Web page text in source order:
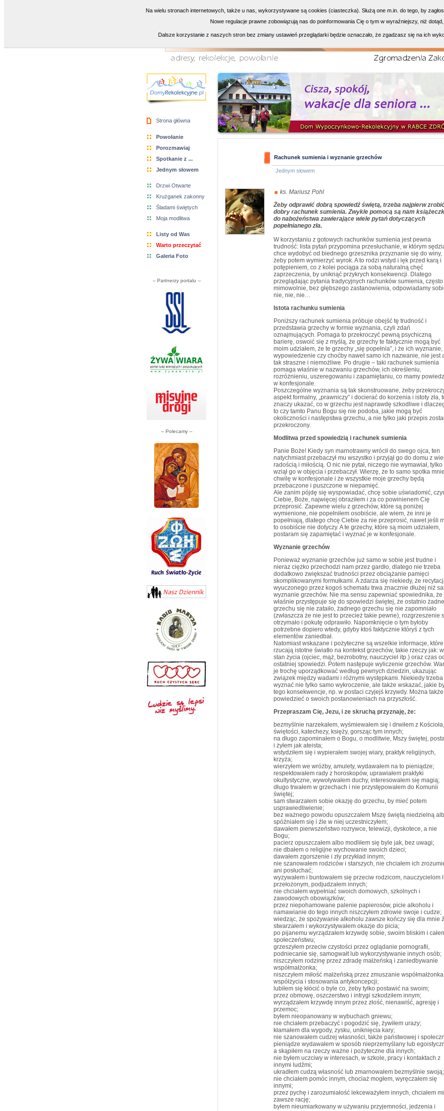
Strona główna
Powołanie
Porozmawiaj
Spotkanie z ...
Jednym słowem
Drzwi Otwarte
Krużganek zakonny
Śladami świętych
Moja modlitwa
Listy od Was
Warto przeczytać
Galeria Foto
-- Partnerzy portalu --
-- Polecamy --
Rachunek sumienia i wyznanie grzechów
Jednym słowem
ks. Mariusz Pohl
Żeby odprawić dobrą spowiedź świętą, trzeba najpierw
dobry rachunek sumienia. Zwykle pomocą są nam
do nabożeństwa zawierające wiele pytań dotyczących
popełnianego zła.
W korzystaniu z gotowych rachunków sumienia jest pewna
trudność: lista pytań przypomina przesłuchanie, w którym
chce wydobyć od biednego grzesznika przyznanie się do winy,
żeby potem wymierzyć wyrok. A to rodzi wstyd i lęk przed karą i
potępieniem, co z kolei pociąga za sobą naturalną chęć
zaprzeczenia, by uniknąć przykrych konsekwencji. Dlatego
przeglądając pytania tradycyjnych rachunków sumienia, często
mimowolnie, bez głębszego zastanowienia, odpowiadamy
nie, nie, nie…
Istota rachunku sumienia
Poniższy rachunek sumienia próbuje obejść tę trudność i
przedstawia grzechy w formie wyznania, czyli zdań
oznajmujących. Pomaga to przekroczyć pewną psychiczną
barierę, oswoić się z myślą, że grzechy te faktycznie mogą być
moim udziałem, że te grzechy „się popełnia”, i że ich wyznanie,
wypowiedzenie czy choćby nawet samo ich nazwanie, nie jest
tak straszne i niemożliwe. Po drugie – taki rachunek sumienia
pomaga właśnie w nazwaniu grzechów, ich określeniu,
rozróżnieniu, uszeregowaniu i zapamiętaniu, co mamy
w konfesjonale.
Poszczególne wyznania są tak skonstruowane, żeby
aspekt formalny, „prawniczy” i docierać do korzenia i istoty zła,
znaczy ukazać, co w grzechu jest naprawdę szkodliwe i
to czy tamto Panu Bogu się nie podoba, jakie mogą być
okoliczności i następstwa grzechu, a nie tylko jaki przepis
przekroczony.
Modlitwa przed spowiedzią i rachunek sumienia
Panie Boże! Kiedy syn marnotrawny wrócił do swego ojca, ten
natychmiast przebaczył mu wszystko i przyjął go do domu z
radością i miłością. O nic nie pytał, niczego nie wymawiał, tylko
wziął go w objęcia i przebaczył. Wierzę, że to samo spotka
chwilę w konfesjonale i że wszystkie moje grzechy będą
przebaczone i puszczone w niepamięć.
Ale zanim pójdę się wyspowiadać, chcę sobie uświadomić,
Ciebie, Boże, najwięcej obraziłem i za co powinienem Cię
przeprosić. Zapewne wielu z grzechów, które są poniżej
wymienione, nie popełniłem osobiście, ale wiem, że inni je
popełniają, dlatego chcę Ciebie za nie przeprosić, nawet jeśli
to osobiście nie dotyczy. A te grzechy, które są moim udziałem,
postaram się zapamiętać i wyznać je w konfesjonale.
Wyznanie grzechów
Ponieważ wyznanie grzechów już samo w sobie jest trudne i
nieraz ciężko przechodzi nam przez gardło, dlatego nie trzeba
dodatkowo zwiększać trudności przez obciążanie pamięci
skomplikowanymi formułkami. A zdarza się niekiedy, że
wyuczonego przez kogoś schematu trwa znacznie dłużej niż
wyznanie grzechów. Nie ma sensu zapewniać spowiednika, że
właśnie przystępuje się do spowiedzi świętej, że ostatnio
grzechu się nie zataiło, żadnego grzechu się nie zapomniało
(zwłaszcza że nie jest to przecież takie pewne), rozgrzeszenie
otrzymało i pokutę odprawiło. Napomknięcie o tym byłoby
potrzebne dopiero wtedy, gdyby ktoś faktycznie któryś z tych
elementów zaniedbał.
Natomiast wskazane i pożyteczne są wszelkie informacje, które
rzucają istotne światło na kontekst grzechów, takie rzeczy jak:
stan życia (ojciec, mąż, bezrobotny, nauczyciel itp.) oraz czas od
ostatniej spowiedzi. Potem następuje wyliczenie grzechów.
je trochę uporządkować według pewnych dziedzin, ukazując
związek między wadami i różnymi występkami. Niekiedy trzeba
wyznać nie tylko samo wykroczenie, ale także wskazać, jakie
tego konsekwencje, np. w postaci czyjejś krzywdy. Można także
powiedzieć o swoich postanowieniach na przyszłość.
Przepraszam Cię, Jezu, i ze skruchą przyznaję, że:
bezmyślnie narzekałem, wyśmiewałem się i drwiłem z Kościoła,
świętości, katechezy, księży, gorsząc tym innych;
na długo zapominałem o Bogu, o modlitwie, Mszy świętej,
i żyłem jak ateista;
wstydziłem się i wypierałem swojej wiary, praktyk religijnych,
krzyża;
wierzyłem we wróżby, amulety, wydawałem na to pieniądze;
respektowałem rady z horoskopów, uprawiałem praktyki
okultystyczne, wywoływałem duchy, interesowałem się magią;
długo trwałem w grzechach i nie przystępowałem do Komunii
świętej;
sam stwarzałem sobie okazję do grzechu, by mieć potem
usprawiedliwienie;
bez ważnego powodu opuszczałem Mszę świętą niedzielną
spóźniałem się i źle w niej uczestniczyłem;
dawałem pierwszeństwo rozrywce, telewizji, dyskotece, a nie
Bogu;
pacierz opuszczałem albo modliłem się byle jak, bez uwagi;
nie dbałem o religijne wychowanie swoich dzieci;
dawałem zgorszenie i zły przykład innym;
nie szanowałem rodziców i starszych, nie chciałem ich
ani posłuchać;
wyzywałem i buntowałem się przeciw rodzicom, nauczycielom
przełożonym, podjudzałem innych;
nie chciałem wypełniać swoich domowych, szkolnych i
zawodowych obowiązków;
przez niepohamowane palenie papierosów, picie alkoholu i
namawianie do tego innych niszczyłem zdrowie swoje i cudze;
wiedząc, że spożywanie alkoholu zawsze kończy się dla mnie
stwarzałem i wykorzystywałem okazje do picia;
po pijanemu wyrządzałem krzywdę sobie, swoim bliskim i
społeczeństwu;
grzeszyłem przeciw czystości przez oglądanie pornografii,
podniecanie się, samogwałt lub wykorzystywanie innych osób;
niszczyłem rodzinę przez zdradę małżeńską i zaniedbywanie
współmałżonka;
niszczyłem miłość małżeńską przez zmuszanie
współżycia i stosowania antykoncepcji;
lubiłem się kłócić o byle co, żeby tylko postawić na swoim;
przez obmowę, oszczerstwo i intrygi szkodziłem innym;
wyrządzałem krzywdę innym przez złość, nienawiść, agresję i
przemoc;
byłem nieopanowany w wybuchach gniewu;
nie chciałem przebaczyć i pogodzić się, żywiłem urazy;
kłamałem dla wygody, zysku, uniknięcia kary;
nie szanowałem cudzej własności, także państwowej i
pieniądze wydawałem w sposób nieprzemyślany lub
a skąpiłem na rzeczy ważne i pożyteczne dla innych;
nie byłem uczciwy w interesach, w szkole, pracy i kontaktach z
innymi ludźmi;
ukradłem cudzą własność lub zmarnowałem bezmyślnie swoją;
nie chciałem pomóc innym, chociaż mogłem, wyręczałem się
innymi;
przez pychę i zarozumiałość lekceważyłem innych, chciałem
zawsze rację;
byłem nieumiarkowany w używaniu przyjemności, jedzenia i
Na wielu stronach internetowych, także u nas, wykorzystywane są cookies (ciasteczka). Służą one m.in. do tego, by
Nowe regulacje prawne zobowiązują nas do poinformowania Cię o tym w wyraźniejszy, niż dotąd,
Dalsze korzystanie z naszych stron bez zmiany ustawień przeglądarki będzie oznaczało, że zgadzasz się na ich